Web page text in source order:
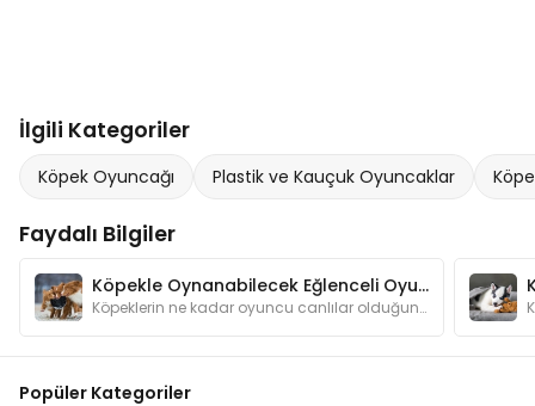
İlgili Kategoriler
Köpek Oyuncağı Plastik ve Kauçuk Oyuncaklar
Faydalı Bilgiler
Köpekle Oynanabilecek Eğlenceli Oyunlar
Köpeklerin ne kadar oyuncu canlılar olduğunu anlatmamıza gerek var mı? Oyunlar hem köpeğinizin zeka gelişimine katkı sağlar hem de onu mutlu eder.
Popüler Kategoriler